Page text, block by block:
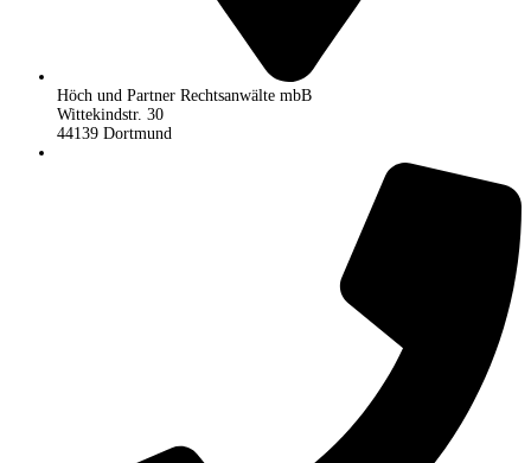
Höch und Partner Rechtsanwälte mbB
Wittekindstr. 30
44139 Dortmund